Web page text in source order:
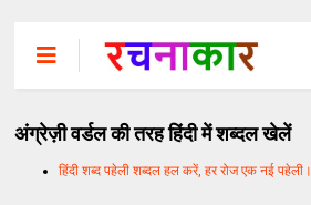
अंग्रेज़ी वर्डल की तरह हिंदी में शब्दल खेलें
हिंदी शब्द पहेली शब्दल हल करें, हर रोज एक नई पहेली।